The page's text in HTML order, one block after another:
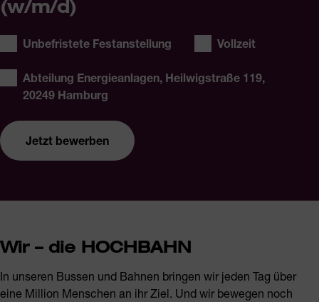
(w/m/d)
Stellentyp:
Unbefristete Festanstellung Arbeitszeit:
Vollzeit
Abteilung Energieanlagen, Heilwigstraße 119,
20249 Hamburg
Jetzt bewerben
Elektroniker für Betriebstechnik – E-Ladeinfrastruktur &
Leitstelle (w/m/d)
Jetzt bewerben
Wir – die HOCHBAHN
In unseren Bussen und Bahnen bringen wir jeden Tag über
eine Million Menschen an ihr Ziel. Und wir bewegen noch